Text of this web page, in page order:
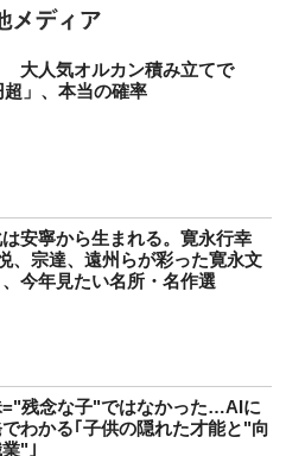
大人気オルカン積み立てで
超」、本当の確率
安寧から生まれる。寛永行幸
、宗達、遠州らが彩った寛永文
今年見たい名所・名作選
="残念な子"ではなかった…AIに
わかる｢子供の隠れた才能と"向
"｣